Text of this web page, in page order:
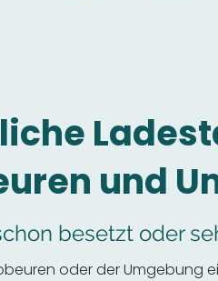
und
besetzt oder
oder der Umgebung